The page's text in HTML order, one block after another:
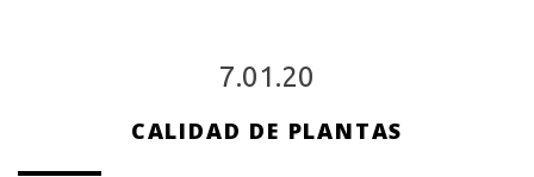
7.01.20
CALIDAD DE PLANTAS